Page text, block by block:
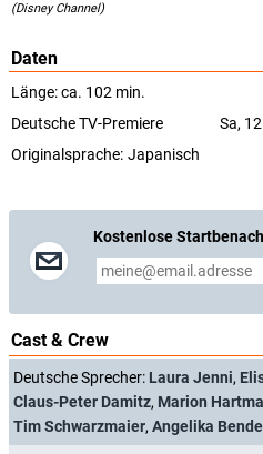
(Disney Channel)
Daten
Länge: ca. 102 min.
Deutsche TV-Premiere
Sa,
Originalsprache: Japanisch
Kostenlose
Cast & Crew
Deutsche Sprecher: Laura Jenni,
Claus-Peter Damitz, Marion
Tim Schwarzmaier, Angelika